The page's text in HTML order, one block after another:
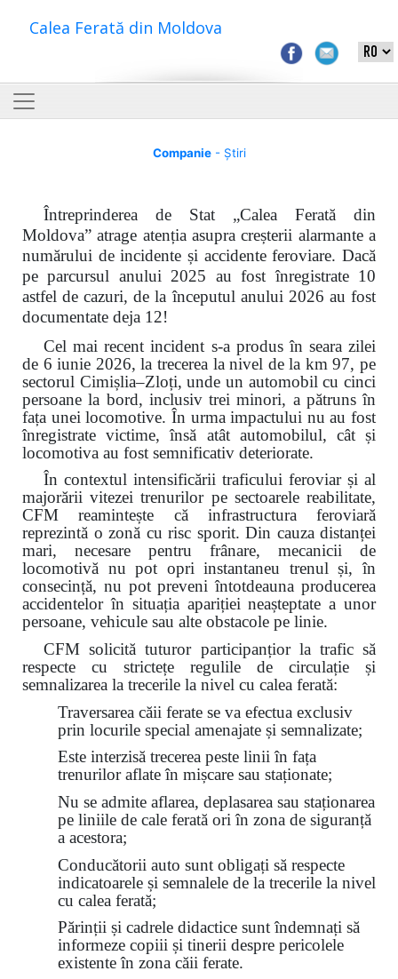
Calea Ferată din Moldova
Companie- Știri
Întreprinderea de Stat „Calea Ferată din
Moldova” atrage atenția asupra creșterii alarmante a
numărului de incidente și accidente feroviare. Dacă
pe parcursul anului 2025 au fost înregistrate 10
astfel de cazuri, de la începutul anului 2026 au fost
documentate deja 12!
Cel mai recent incident s-a produs în seara zilei
de 6 iunie 2026, la trecerea la nivel de la km 97, pe
sectorul Cimișlia–Zloți, unde un automobil cu cinci
persoane la bord, inclusiv trei minori, a pătruns în
fața unei locomotive. În urma impactului nu au fost
înregistrate victime, însă atât automobilul, cât și
locomotiva au fost semnificativ deteriorate.
În contextul intensificării traficului feroviar și al
majorării vitezei trenurilor pe sectoarele reabilitate,
CFM reamintește că infrastructura feroviară
reprezintă o zonă cu risc sporit. Din cauza distanței
mari, necesare pentru frânare, mecanicii de
locomotivă nu pot opri instantaneu trenul și, în
consecință, nu pot preveni întotdeauna producerea
accidentelor în situația apariției neașteptate a unor
persoane, vehicule sau alte obstacole pe linie.
CFM solicită tuturor participanțior la trafic să
respecte cu strictețe regulile de circulație și
semnalizarea la trecerile la nivel cu calea ferată:
Traversarea căii ferate se va efectua exclusiv
prin locurile special amenajate și semnalizate;
Este interzisă trecerea peste linii în fața
trenurilor aflate în mișcare sau staționate;
Nu se admite aflarea, deplasarea sau staționarea
pe liniile de cale ferată ori în zona de siguranță
a acestora;
Conducătorii auto sunt obligați să respecte
indicatoarele și semnalele de la trecerile la nivel
cu calea ferată;
Părinții și cadrele didactice sunt îndemnați să
informeze copiii și tinerii despre pericolele
existente în zona căii ferate.